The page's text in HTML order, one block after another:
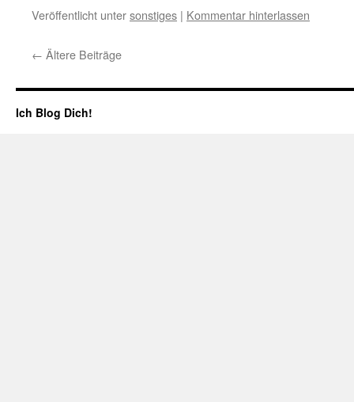
Veröffentlicht untersonstiges | Kommentar hinterlassen
← Ältere Beiträge
Ich Blog Dich!